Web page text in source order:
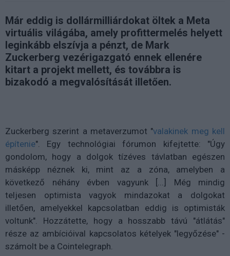
Már eddig is dollármilliárdokat öltek a Meta
virtuális világába, amely profittermelés helyett
leginkább elszívja a pénzt, de Mark
Zuckerberg vezérigazgató ennek ellenére
kitart a projekt mellett, és továbbra is
bizakodó a megvalósítását illetően.
Zuckerberg szerint a metaverzumot "valakinek meg kell
építenie". Egy technológiai fórumon kifejtette: "Úgy
gondolom, hogy a dolgok tízéves távlatban egészen
másképp néznek ki, mint az a zóna, amelyben a
következő néhány évben vagyunk [...] Még mindig
teljesen optimista vagyok mindazokat a dolgokat
illetően, amelyekkel kapcsolatban eddig is optimisták
voltunk". Hozzátette, hogy a hosszabb távú "átlátás"
része az ambícióival kapcsolatos kételyek "legyőzése" -
számolt be a Cointelegraph.